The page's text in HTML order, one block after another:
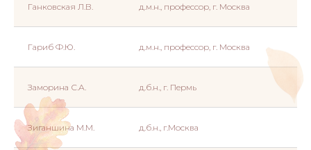
Ганковская Л.В. д.м.н., профессор, г. Москва
Гариб Ф.Ю. д.м.н., профессор, г. Москва
Заморина С.А. д.б.н., г. Пермь
Зиганшина М.М. д.б.н., г.Москва